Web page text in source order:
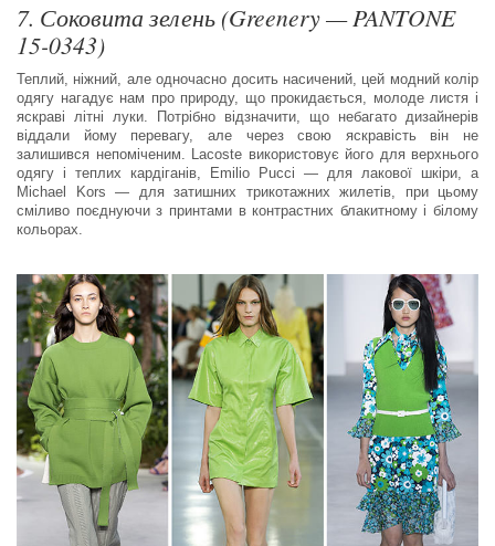
7. Соковита зелень (Greenery — PANTONE
15-0343)
Теплий, ніжний, але одночасно досить насичений, цей модний колір
одягу нагадує нам про природу, що прокидається, молоде листя і
яскраві літні луки. Потрібно відзначити, що небагато дизайнерів
віддали йому перевагу, але через свою яскравість він не
залишився непоміченим. Lacoste використовує його для верхнього
одягу і теплих кардіганів, Emilio Pucci — для лакової шкіри, а
Michael Kors — для затишних трикотажних жилетів, при цьому
сміливо поєднуючи з принтами в контрастних блакитному і білому
кольорах.